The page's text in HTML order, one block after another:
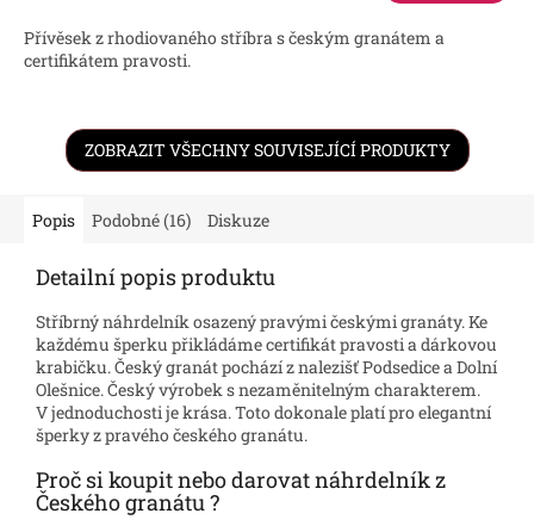
Přívěsek z rhodiovaného stříbra s českým granátem a
certifikátem pravosti.
ZOBRAZIT VŠECHNY SOUVISEJÍCÍ PRODUKTY
Popis Podobné (16) Diskuze
Detailní popis produktu
Stříbrný náhrdelník osazený pravými českými granáty. Ke
každému šperku přikládáme certifikát pravosti a dárkovou
krabičku. Český granát pochází z nalezišť Podsedice a Dolní
Olešnice. Český výrobek s nezaměnitelným charakterem.
V jednoduchosti je krása. Toto dokonale platí pro elegantní
šperky z pravého českého granátu.
Proč si koupit nebo darovat náhrdelník z
Českého granátu ?